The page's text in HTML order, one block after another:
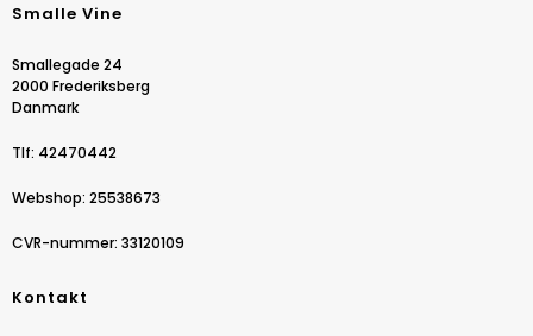
Smalle Vine
Smallegade 24
2000 Frederiksberg
Danmark
Tlf: 42470442
Webshop: 25538673
CVR-nummer: 33120109
Kontakt